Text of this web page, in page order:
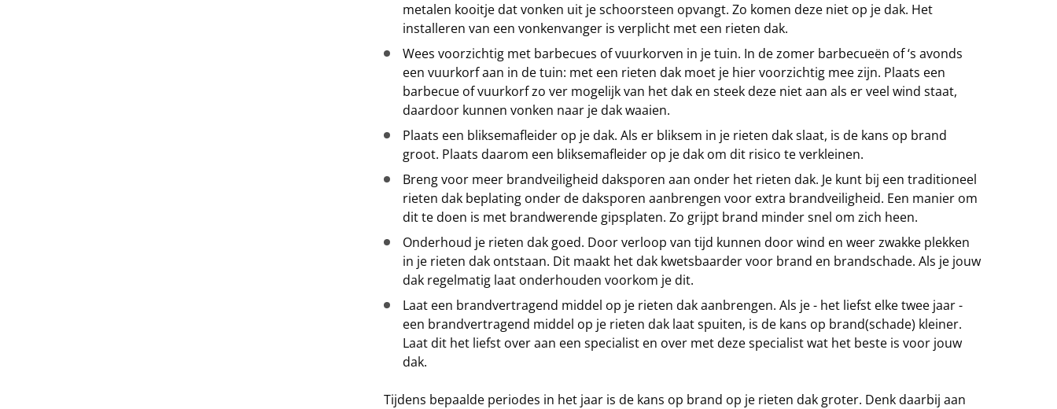
metalen kooitje dat vonken uit je schoorsteen opvangt. Zo komen deze niet op je dak. Het
installeren van een vonkenvanger is verplicht met een rieten dak.
Wees voorzichtig met barbecues of vuurkorven in je tuin. In de zomer barbecueën of ‘s avonds
een vuurkorf aan in de tuin: met een rieten dak moet je hier voorzichtig mee zijn. Plaats een
barbecue of vuurkorf zo ver mogelijk van het dak en steek deze niet aan als er veel wind staat,
daardoor kunnen vonken naar je dak waaien.
Plaats een bliksemafleider op je dak. Als er bliksem in je rieten dak slaat, is de kans op brand
groot. Plaats daarom een bliksemafleider op je dak om dit risico te verkleinen.
Breng voor meer brandveiligheid daksporen aan onder het rieten dak. Je kunt bij een traditioneel
rieten dak beplating onder de daksporen aanbrengen voor extra brandveiligheid. Een manier om
dit te doen is met brandwerende gipsplaten. Zo grijpt brand minder snel om zich heen.
Onderhoud je rieten dak goed. Door verloop van tijd kunnen door wind en weer zwakke plekken
in je rieten dak ontstaan. Dit maakt het dak kwetsbaarder voor brand en brandschade. Als je jouw
dak regelmatig laat onderhouden voorkom je dit.
Laat een brandvertragend middel op je rieten dak aanbrengen. Als je - het liefst elke twee jaar -
een brandvertragend middel op je rieten dak laat spuiten, is de kans op brand(schade) kleiner.
Laat dit het liefst over aan een specialist en over met deze specialist wat het beste is voor jouw
dak.
Tijdens bepaalde periodes in het jaar is de kans op brand op je rieten dak groter. Denk daarbij aan